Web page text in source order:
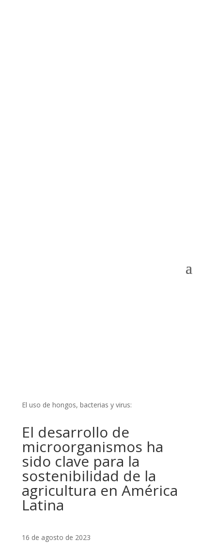
El uso de hongos, bacterias y virus:
El desarrollo de
microorganismos ha
sido clave para la
sostenibilidad de la
agricultura en América
Latina
16 de agosto de 2023